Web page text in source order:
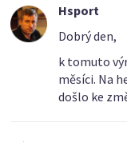
Hsport
Dobrý den,
k tomuto
měsíci. Na
došlo ke